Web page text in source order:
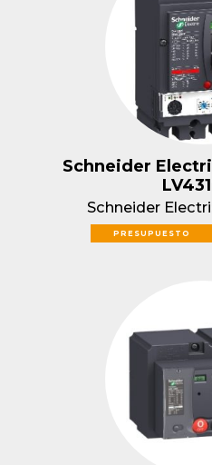
Schneider
Schneider
PRESUPUESTO